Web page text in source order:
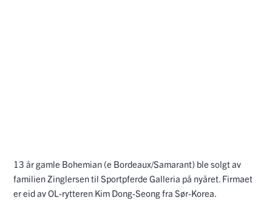
13 år gamle Bohemian (e Bordeaux/Samarant) ble solgt av
familien Zinglersen til Sportpferde Galleria på nyåret. Firmaet
er eid av OL-rytteren Kim Dong-Seong fra Sør-Korea.